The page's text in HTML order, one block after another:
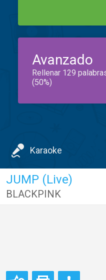
Avanzado
Rellenar 129
(50%)
Karaoke
JUMP (Live)
BLACKPINK